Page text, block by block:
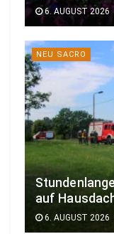
6. AUGUST 2026
NEU SACRO
auf
6. AUGUST 2026